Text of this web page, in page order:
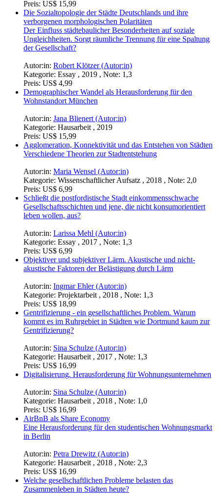
Preis: US$ 15,99
Die Sozialtopologie der Städte Deutschlands und ihre
verborgenen morphologischen Polaritäten
Der Einfluss städtebaulicher Besonderheiten auf soziale
Ungleichheiten. Sorgt räumliche Trennung für eine Spaltung
der Gesellschaft?
Autor:in: Robert Klötzer (Autor:in)
Kategorie: Essay , 2019 , Note: 1,3
Preis: US$ 4,99
Demographischer Wandel als Herausforderung für den
Wohnstandort München
Autor:in: Jana Blienert (Autor:in)
Kategorie: Hausarbeit , 2019
Preis: US$ 15,99
Agglomeration, Konnektivität und das Entstehen von Städten
Verschiedene Theorien zur Stadtentstehung
Autor:in: Maria Wensel (Autor:in)
Kategorie: Wissenschaftlicher Aufsatz , 2018 , Note: 2,0
Preis: US$ 6,99
Schließt die postfordistische Stadt einkommensschwache
Gesellschaftsschichten und jene, die nicht konsumorientiert
leben wollen, aus?
Autor:in: Larissa Mehl (Autor:in)
Kategorie: Essay , 2017 , Note: 1,3
Preis: US$ 6,99
Objektiver und subjektiver Lärm. Akustische und nicht-
akustische Faktoren der Belästigung durch Lärm
Autor:in: Ingmar Ehler (Autor:in)
Kategorie: Projektarbeit , 2018 , Note: 1,3
Preis: US$ 18,99
Gentrifizierung - ein gesellschaftliches Problem. Warum
kommt es im Ruhrgebiet in Städten wie Dortmund kaum zur
Gentrifizierung?
Autor:in: Sina Schulze (Autor:in)
Kategorie: Hausarbeit , 2017 , Note: 1,3
Preis: US$ 16,99
Digitalisierung. Herausforderung für Wohnungsunternehmen
Autor:in: Sina Schulze (Autor:in)
Kategorie: Hausarbeit , 2018 , Note: 1,0
Preis: US$ 16,99
AirBnB als Share Economy
Eine Herausforderung für den studentischen Wohnungsmarkt
in Berlin
Autor:in: Petra Drewitz (Autor:in)
Kategorie: Hausarbeit , 2018 , Note: 2,3
Preis: US$ 16,99
Welche gesellschaftlichen Probleme belasten das
Zusammenleben in Städten heute?